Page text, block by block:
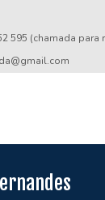
595 (chamada para